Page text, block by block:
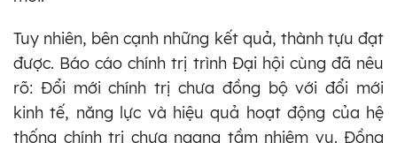
Tuy nhiên, bên cạnh những kết quả, thành tựu đạt
được. Báo cáo chính trị trình Đại hội cùng đã nêu
rõ: Đổi mới chính trị chưa đồng bộ với đổi mới
kinh tế, năng lực và hiệu quả hoạt động của hệ
thống chính trị chưa ngang tầm nhiệm vụ. Đồng